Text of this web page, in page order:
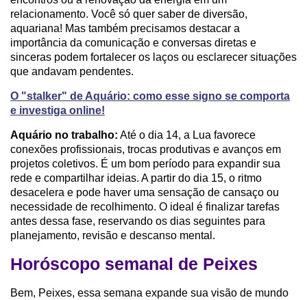
relacionamento. Você só quer saber de diversão,
aquariana! Mas também precisamos destacar a
importância da comunicação e conversas diretas e
sinceras podem fortalecer os laços ou esclarecer situações
que andavam pendentes.
O "stalker" de Aquário: como esse signo se comporta
e investiga online!
Aquário no trabalho: Até o dia 14, a Lua favorece
conexões profissionais, trocas produtivas e avanços em
projetos coletivos. É um bom período para expandir sua
rede e compartilhar ideias. A partir do dia 15, o ritmo
desacelera e pode haver uma sensação de cansaço ou
necessidade de recolhimento. O ideal é finalizar tarefas
antes dessa fase, reservando os dias seguintes para
planejamento, revisão e descanso mental.
Horóscopo semanal de Peixes
Bem, Peixes, essa semana expande sua visão de mundo